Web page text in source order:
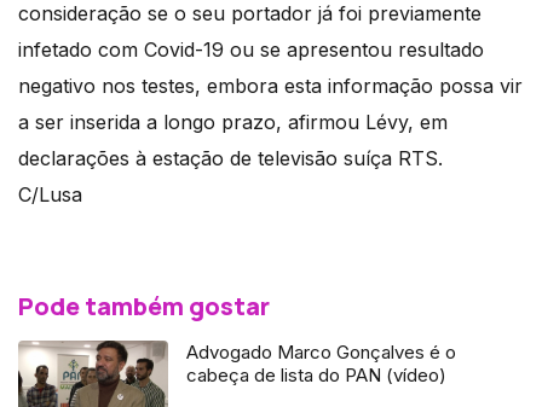
consideração se o seu portador já foi previamente
infetado com Covid-19 ou se apresentou resultado
negativo nos testes, embora esta informação possa vir
a ser inserida a longo prazo, afirmou Lévy, em
declarações à estação de televisão suíça RTS.
C/Lusa
Pode também gostar
Advogado Marco Gonçalves é o
cabeça de lista do PAN (vídeo)